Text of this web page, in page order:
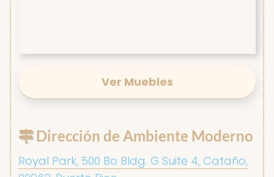
Ver Muebles
Dirección de Ambiente Moderno
Royal Park, 500 Bo Bldg. G Suite 4, Cataño,